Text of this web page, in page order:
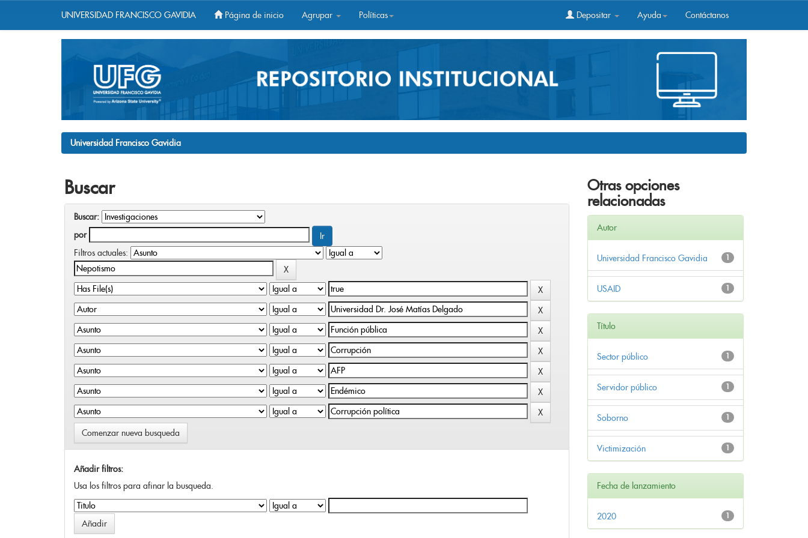
UNIVERSIDAD FRANCISCO GAVIDIA Página de inicio Agrupar Políticas Depositar Ayuda Contáctanos
Universidad Francisco Gavidia
Buscar
Buscar:
por
Filtros actuales:
Comenzar nueva busqueda
Añadir filtros:
Usa los filtros para afinar la busqueda.
Otras opciones
relacionadas
Autor
1
Universidad Francisco Gavidia
1
USAID
Título
1
Sector público
1
Servidor público
1
Soborno
1
Victimización
Fecha de lanzamiento
1
2020